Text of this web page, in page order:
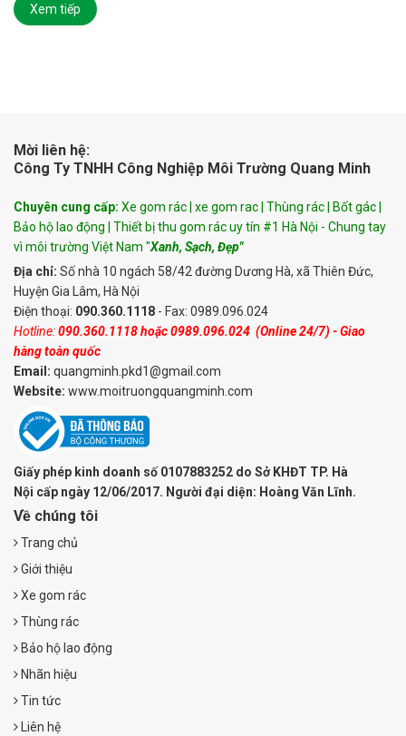
Xem tiếp
Mời liên hệ:
Công Ty TNHH Công Nghiệp Môi Trường Quang Minh
Chuyên cung cấp: Xe gom rác | xe gom rac | Thùng rác | Bốt gác |
Bảo hộ lao động | Thiết bị thu gom rác uy tín #1 Hà Nội - Chung tay
vì môi trường Việt Nam "Xanh, Sạch, Đẹp"
Địa chỉ: Số nhà 10 ngách 58/42 đường Dương Hà, xã Thiên Đức,
Huyện Gia Lâm, Hà Nội
Điện thoại: 090.360.1118 - Fax: 0989.096.024
Hotline:090.360.1118hoặc0989.096.024 (Online 24/7) - Giao
hàng toàn quốc
Email: quangminh.pkd1@gmail.com
Website: www.moitruongquangminh.com
Giấy phép kinh doanh số 0107883252 do Sở KHĐT TP. Hà
Nội cấp ngày 12/06/2017. Người đại diện: Hoàng Văn Lĩnh.
Về chúng tôi
Trang chủ
Giới thiệu
Xe gom rác
Thùng rác
Bảo hộ lao động
Nhãn hiệu
Tin tức
Liên hệ